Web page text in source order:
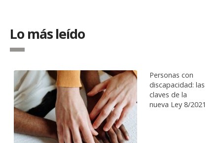
Lo más leído
Personas con
discapacidad: las
claves de la
nueva Ley 8/2021